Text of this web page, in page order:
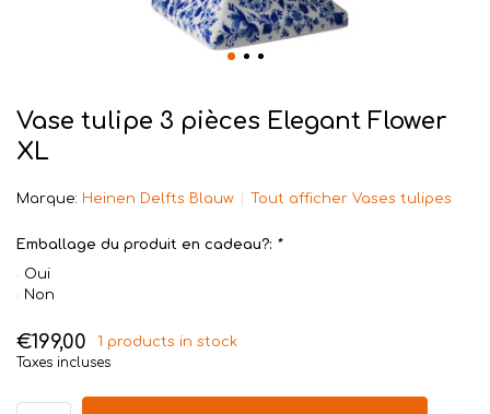
Vase tulipe 3 pièces Elegant Flower
XL
Marque: Heinen Delfts Blauw Tout afficher Vases tulipes
Emballage du produit en cadeau?: *
Oui
Non
€199,00
1 products in stock
Taxes incluses